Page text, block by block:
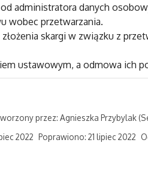
od administratora danych
wobec przetwarzania.
skargi w związku z
ustawowym, a odmowa ich
przez: Agnieszka Przybylak
2022 Poprawiono: 21 lipiec 2022